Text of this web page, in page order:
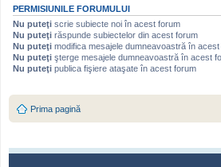
PERMISIUNILE FORUMULUI
Nu puteţi scrie subiecte noi în acest forum
Nu puteţi răspunde subiectelor din acest forum
Nu puteţi modifica mesajele dumneavoastră în
Nu puteţi şterge mesajele dumneavoastră în acest
Nu puteţi publica fişiere ataşate în acest forum
Prima pagină